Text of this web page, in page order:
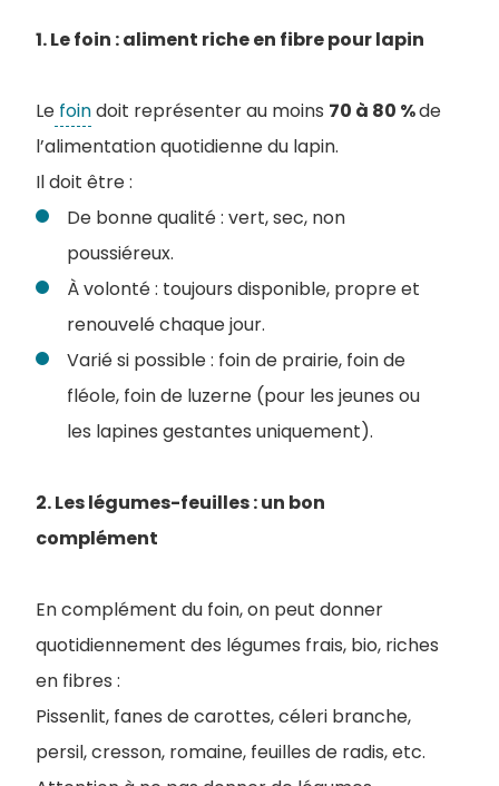
1. Le foin : aliment riche en fibre pour lapin
Le foindoit représenter au moins 70 à 80 %de
l’alimentation quotidienne du lapin.
Il doit être :
De bonne qualité : vert, sec, non
poussiéreux.
À volonté : toujours disponible, propre et
renouvelé chaque jour.
Varié si possible : foin de prairie, foin de
fléole, foin de luzerne (pour les jeunes ou
les lapines gestantes uniquement).
2. Les légumes-feuilles : un bon
complément
En complément du foin, on peut donner
quotidiennement des légumes frais, bio, riches
en fibres :
Pissenlit, fanes de carottes, céleri branche,
persil, cresson, romaine, feuilles de radis, etc.